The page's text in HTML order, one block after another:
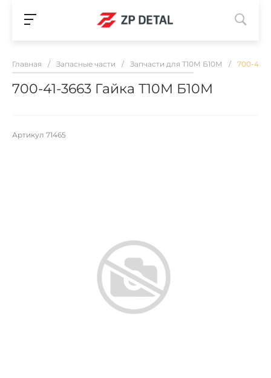
Главная / Запасные части / Запчасти для Т10М Б10М / 700-41-
700-41-3663 Гайка Т10М Б10М
Артикул 71465